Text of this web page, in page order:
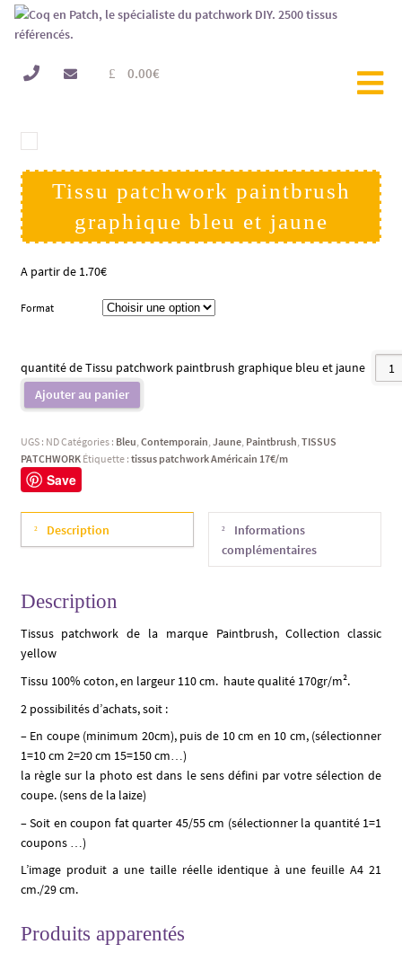
0.00€
Tissu patchwork paintbrush
graphique bleu et jaune
A partir de 1.70€
Format
quantité de Tissu patchwork paintbrush graphique bleu et jaune
Ajouter au panier
UGS : NDCatégories : Bleu Contemporain Jaune, Paintbrush TISSUS
PATCHWORK Étiquette : tissus patchwork Américain 17€/m
Save
Description
Informations
complémentaires
Description
Tissus patchwork de la marque Paintbrush, Collection classic
yellow
Tissu 100% coton, en largeur 110 cm. haute qualité 170gr/m².
2 possibilités d’achats, soit :
– En coupe (minimum 20cm), puis de 10 cm en 10 cm, (sélectionner
1=10 cm 2=20 cm 15=150 cm…)
la règle sur la photo est dans le sens défini par votre sélection de
coupe. (sens de la laize)
– Soit en coupon fat quarter 45/55 cm (sélectionner la quantité 1=1
coupons …)
L’image produit a une taille réelle identique à une feuille A4 21
cm./29 cm.
Produits apparentés